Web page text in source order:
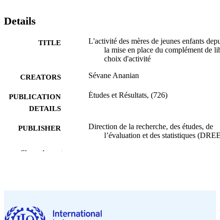
Details
TITLE
L'activité des mères de jeunes enfants
la mise en place du complément de
choix d'activité
CREATORS Sévane Ananian
PUBLICATION
DETAILS
Études et Résultats, (726)
PUBLISHER
Direction de la recherche, des études, de
l’évaluation et des statistiques
DATE
RECORD
IDENTIFIER
Show the rest